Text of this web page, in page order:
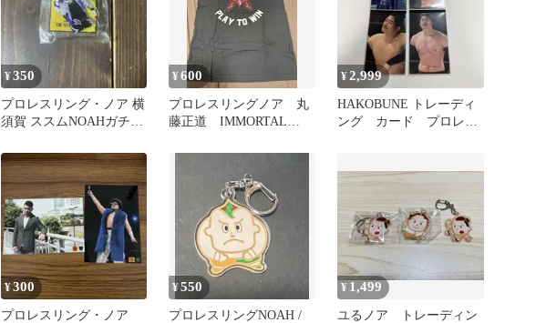
¥350
プロレスリング・ノア 横
須賀 ススムNOAHガチャ
¥600
プロレスリングノア 丸
藤正道 IMMORTAL
¥2,999
HAKOBUNE トレーディ
ング カード プロレス
¥300
プロレスリング・ノア
¥550
プロレスリングNOAH /
¥ 1,499
ユるノア トレーディン